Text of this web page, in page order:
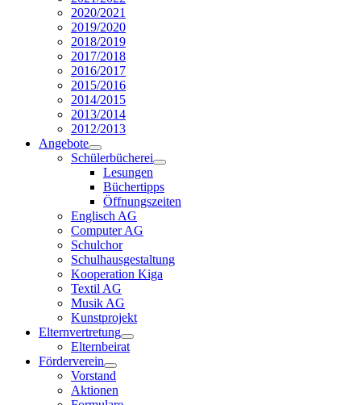
2020/2021
2019/2020
2018/2019
2017/2018
2016/2017
2015/2016
2014/2015
2013/2014
2012/2013
Angebote
Schülerbücherei
Lesungen
Büchertipps
Öffnungszeiten
Englisch AG
Computer AG
Schulchor
Schulhausgestaltung
Kooperation Kiga
Textil AG
Musik AG
Kunstprojekt
Elternvertretung
Elternbeirat
Förderverein
Vorstand
Aktionen